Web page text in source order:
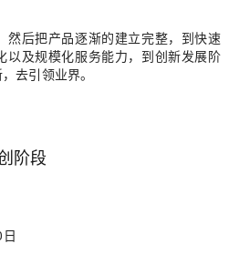
然后把产品逐渐的建立完整，到快速
以及规模化服务能力，到创新发展阶
去引领业界。
阶段